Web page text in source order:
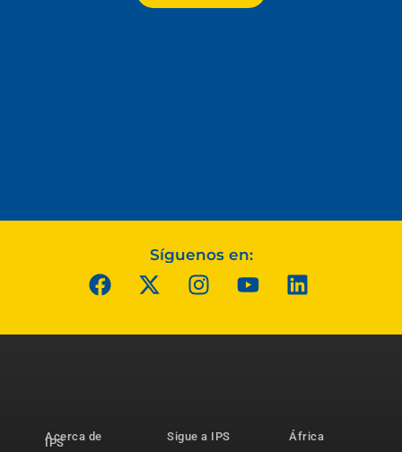
Síguenos en:
Acerca de
IPS
Sigue a IPS
África